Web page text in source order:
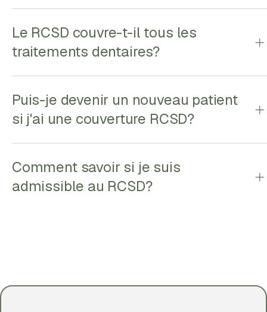
Le RCSD couvre-t-il tous les
traitements dentaires?
Puis-je devenir un nouveau patient
si j'ai une couverture RCSD?
Comment savoir si je suis
admissible au RCSD?